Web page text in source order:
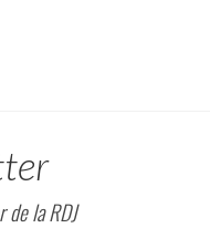
de la RDJ